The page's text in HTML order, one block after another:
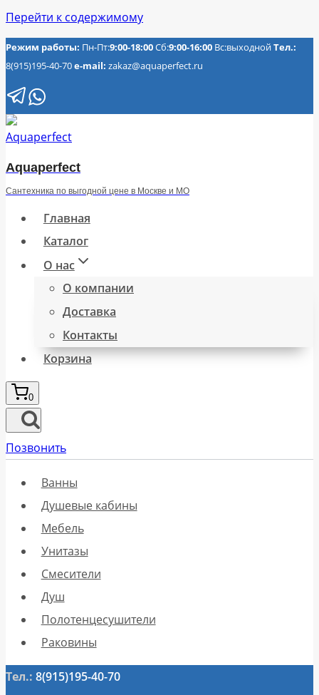
Перейти к содержимому
Режим работы: Пн-Пт:9:00-18:00Сб:9:00-16:00 Вс:выходнойТел.:
8(915)195-40-70e-mail: zakaz@aquaperfect.ru
Aquaperfect
Сантехника по выгодной цене в Москве и МО
Главная
Каталог
О нас
О компании
Доставка
Контакты
Корзина
0
Позвонить
Ванны
Душевые кабины
Мебель
Унитазы
Смесители
Душ
Полотенцесушители
Раковины
Тел.: 8(915)195-40-70